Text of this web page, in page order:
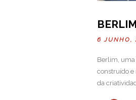
BERLIM
6 JUNHO,
Berlim, uma
construído e
da